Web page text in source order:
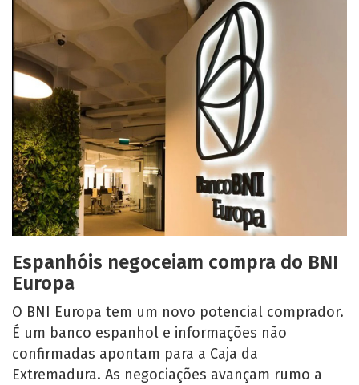
Espanhóis negoceiam compra do BNI
Europa
O BNI Europa tem um novo potencial comprador.
É um banco espanhol e informações não
confirmadas apontam para a Caja da
Extremadura. As negociações avançam rumo a